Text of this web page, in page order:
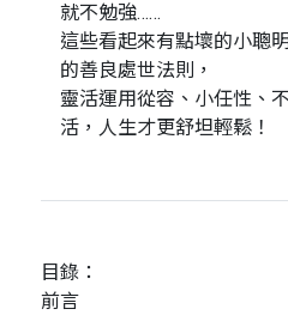
就不勉強……
這些看起來有點壞的小聰
的善良處世法則，
靈活運用從容、小任性、
活，人生才更舒坦輕鬆！
目錄：
前言